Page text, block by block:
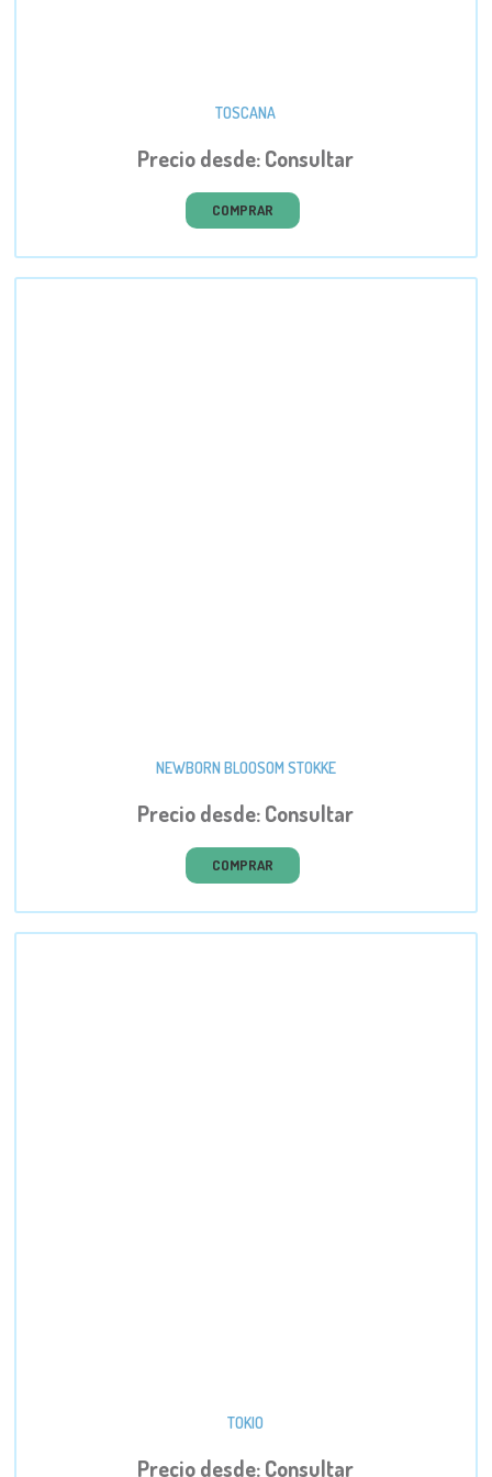
TOSCANA
Precio desde: Consultar
COMPRAR
NEWBORN BLOOSOM STOKKE
Precio desde: Consultar
COMPRAR
TOKIO
Precio desde: Consultar